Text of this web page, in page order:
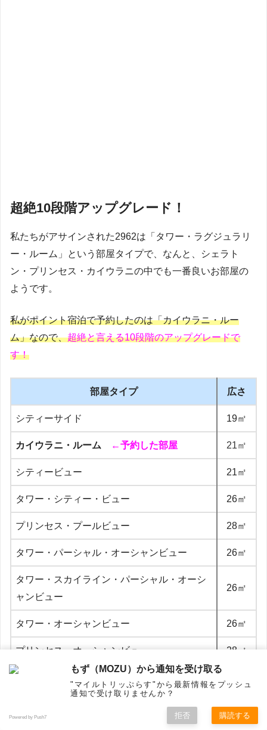
超絶10段階アップグレード！
私たちがアサインされた2962は「タワー・ラグジュラリ
ー・ルーム」という部屋タイプで、なんと、シェラト
ン・プリンセス・カイウラニの中でも一番良いお部屋の
ようです。
私がポイント宿泊で予約したのは「カイウラニ・ルー
ム」なので、超絶と言える10段階のアップグレードで
す！
部屋タイプ 広さ
シティーサイド 19㎡
カイウラニ・ルーム ←予約した部屋 21㎡
シティービュー 21㎡
タワー・シティー・ビュー 26㎡
プリンセス・プールビュー 28㎡
タワー・パーシャル・オーシャンビュー 26㎡
タワー・スカイライン・パーシャル・オーシ
ャンビュー
26㎡
タワー・オーシャンビュー 26㎡
プリンセス・オーシャンビュー 28㎡
タワー・プレミア・オーシャンビュー
プリンセス・ラグジュアリー・ルーム
1㎡
ホーム メニュー トップ
もず（MOZU）から通知を受け取る
"マイルトリッぷらす"から最新情報をプッシュ
通知で受け取りませんか？
Powered by Push7 拒否 購読する